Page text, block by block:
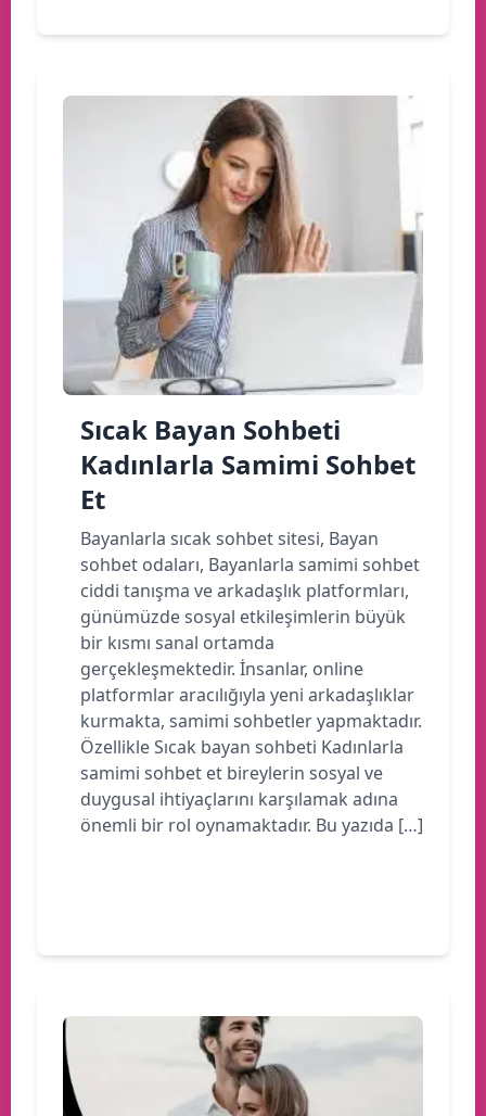
Sıcak Bayan Sohbeti
Kadınlarla Samimi Sohbet
Et
Bayanlarla sıcak sohbet sitesi, Bayan
sohbet odaları, Bayanlarla samimi sohbet
ciddi tanışma ve arkadaşlık platformları,
günümüzde sosyal etkileşimlerin büyük
bir kısmı sanal ortamda
gerçekleşmektedir. İnsanlar, online
platformlar aracılığıyla yeni arkadaşlıklar
kurmakta, samimi sohbetler yapmaktadır.
Özellikle Sıcak bayan sohbeti Kadınlarla
samimi sohbet et bireylerin sosyal ve
duygusal ihtiyaçlarını karşılamak adına
önemli bir rol oynamaktadır. Bu yazıda […]